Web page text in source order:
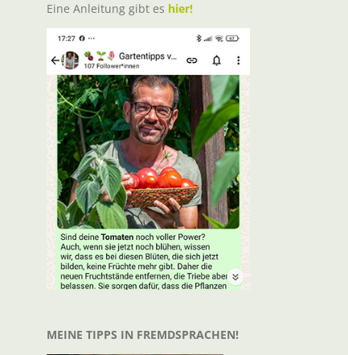
Eine Anleitung gibt es hier!
MEINE TIPPS IN FREMDSPRACHEN!